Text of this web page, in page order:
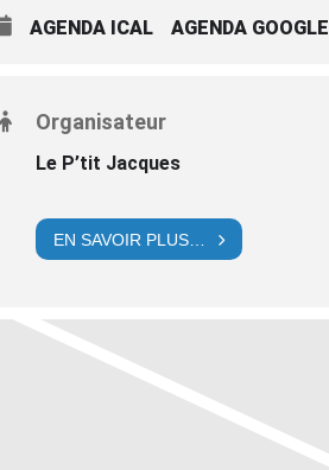
AGENDA ICAL AGENDA GOOGLE
Organisateur
Le P’tit Jacques
EN SAVOIR PLUS…